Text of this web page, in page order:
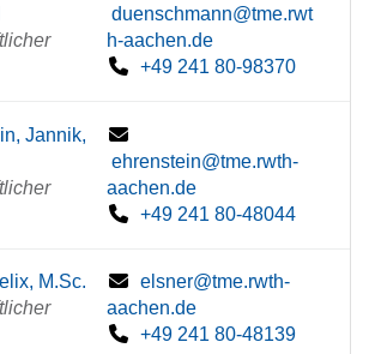
duenschmann@tme.rwt
h-aachen.de
+49 241 80-98370
Jannik,
ehrenstein@tme.rwth-
aachen.de
+49 241 80-48044
M.Sc.
elsner@tme.rwth-
aachen.de
+49 241 80-48139